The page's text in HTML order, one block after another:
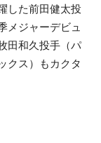
した前田健太投
メジャーデビュ
田和久投手（パ
クス）もカクタ